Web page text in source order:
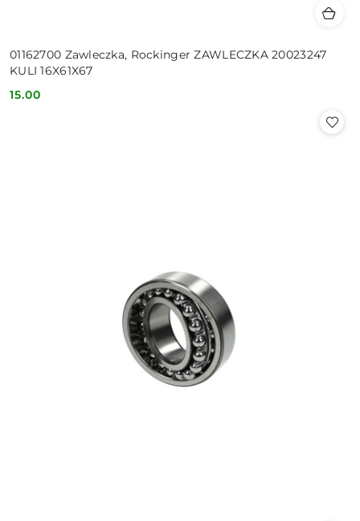
01162700 Zawleczka, Rockinger ZAWLECZKA 20023247
KULI 16X61X67
Cena:
15.00